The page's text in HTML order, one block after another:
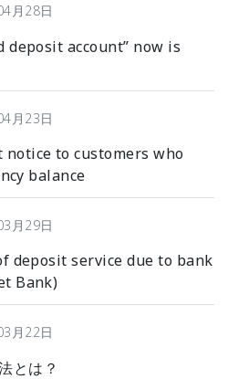
月28日
deposit account” now is
月23日
notice to customers who
balance
月29日
deposit service due to bank
Bank)
月22日
とは？